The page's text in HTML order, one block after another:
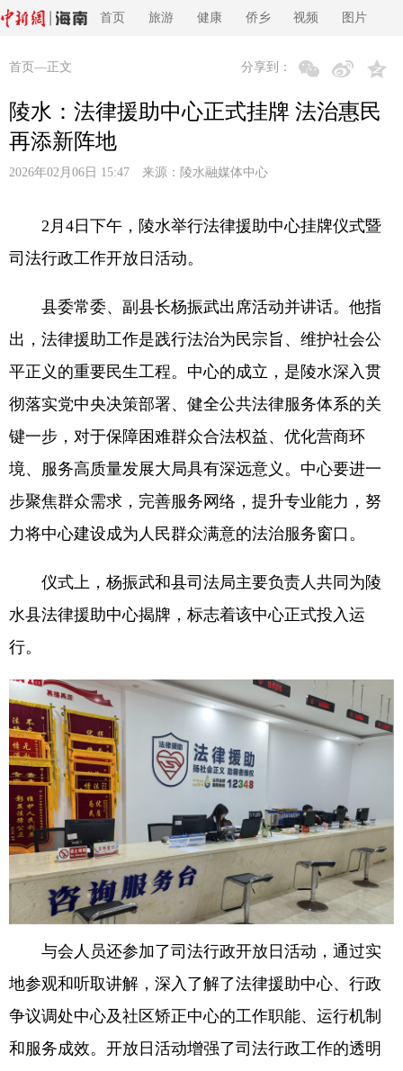
首页 旅游 健康 侨乡 视频 图片
首页 —正文 分享到：
陵水：法律援助中心正式挂牌 法治惠民
再添新阵地
2026年02月06日 15:47 来源： 陵水融媒体中心
2月4日下午，陵水举行法律援助中心挂牌仪式暨
司法行政工作开放日活动。
县委常委、副县长杨振武出席活动并讲话。他指
出，法律援助工作是践行法治为民宗旨、维护社会公
平正义的重要民生工程。中心的成立，是陵水深入贯
彻落实党中央决策部署、健全公共法律服务体系的关
键一步，对于保障困难群众合法权益、优化营商环
境、服务高质量发展大局具有深远意义。中心要进一
步聚焦群众需求，完善服务网络，提升专业能力，努
力将中心建设成为人民群众满意的法治服务窗口。
仪式上，杨振武和县司法局主要负责人共同为陵
水县法律援助中心揭牌，标志着该中心正式投入运
行。
与会人员还参加了司法行政开放日活动，通过实
地参观和听取讲解，深入了解了法律援助中心、行政
争议调处中心及社区矫正中心的工作职能、运行机制
和服务成效。开放日活动增强了司法行政工作的透明